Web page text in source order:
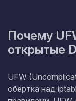
Почему
открытые
UFW
обёртка над